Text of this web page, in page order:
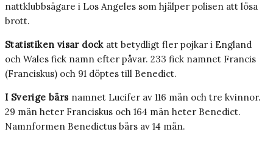
nattklubbsägare i Los Angeles som hjälper polisen att lösa
brott.
Statistiken visar dockatt betydligt fler pojkar i England
och Wales fick namn efter påvar. 233 fick namnet Francis
(Franciskus) och 91 döptes till Benedict.
I Sverige bärsnamnet Lucifer av 116 män och tre kvinnor.
29 män heter Franciskus och 164 män heter Benedict.
Namnformen Benedictus bärs av 14 män.